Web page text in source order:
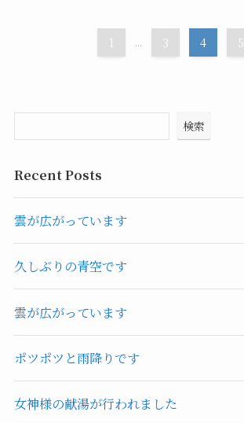
1 ... 3 4 5
検索
Recent Posts
雲が広がっています
久しぶりの青空です
雲が広がっています
ポツポツと雨降りです
女神様の献湯が行われました